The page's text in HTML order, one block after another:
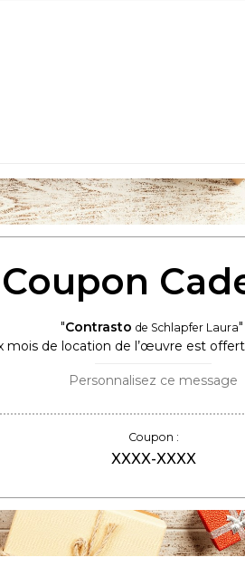
Coupon
Contrasto de Schlapfer Laura
mois de location de l’œuvre est
Coupon :
XXXX-XXXX